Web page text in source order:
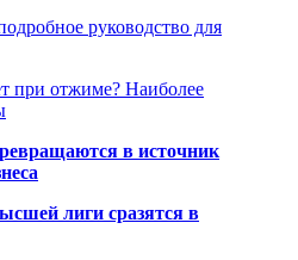
руководство для
при отжиме? Наиболее
в источник
лиги сразятся в